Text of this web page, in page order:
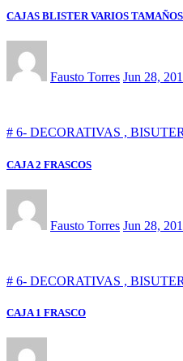
CAJAS BLISTER VARIOS TAMAÑOS
Fausto Torres Jun 28,
# 6- DECORATIVAS ,
CAJA 2 FRASCOS
Fausto Torres Jun 28,
# 6- DECORATIVAS ,
CAJA 1 FRASCO